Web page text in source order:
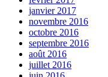
janvier 2017
novembre 2016
octobre 2016
septembre 2016
août 2016
juillet 2016